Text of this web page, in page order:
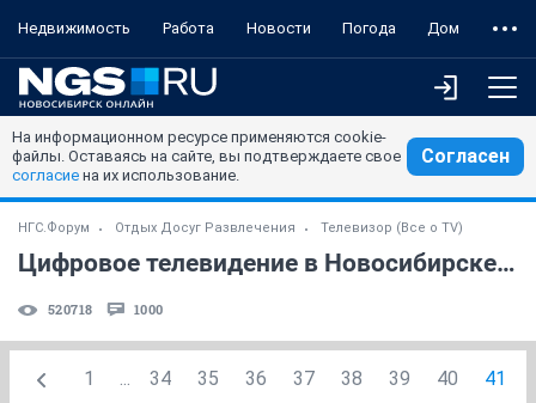
Недвижимость Работа Новости Погода Дом
На информационном ресурсе применяются cookie-
файлы. Оставаясь на сайте, вы подтверждаете свое
согласие на их использование.
Согласен
НГС.Форум Отдых Досуг Развлечения Телевизор (Все о TV)
Цифровое телевидение в Новосибирске. (часть 2)
520718 1000
1 ... 34 35 36 37 38 39 40 41